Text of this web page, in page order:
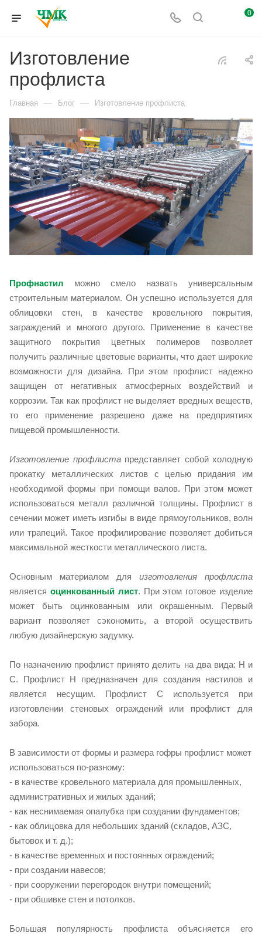
0
Изготовление
профлиста
Главная — Блог — Изготовление профлиста
Профнастил можно смело назвать универсальным
строительным материалом. Он успешно используется для
облицовки стен, в качестве кровельного покрытия,
заграждений и многого другого. Применение в качестве
защитного покрытия цветных полимеров позволяет
получить различные цветовые варианты, что дает широкие
возможности для дизайна. При этом профлист надежно
защищен от негативных атмосферных воздействий и
коррозии. Так как профлист не выделяет вредных веществ,
то его применение разрешено даже на предприятиях
пищевой промышленности.
Изготовление профлистапредставляет собой холодную
прокатку металлических листов с целью придания им
необходимой формы при помощи валов. При этом может
использоваться металл различной толщины. Профлист в
сечении может иметь изгибы в виде прямоугольников, волн
или трапеций. Такое профилирование позволяет добиться
максимальной жесткости металлического листа.
Основным материалом для изготовления профлиста
является оцинкованный лист. При этом готовое изделие
может быть оцинкованным или окрашенным. Первый
вариант позволяет сэкономить, а второй осуществить
любую дизайнерскую задумку.
По назначению профлист принято делить на два вида: Н и
С. Профлист Н предназначен для создания настилов и
является несущим. Профлист С используется при
изготовлении стеновых ограждений или профлист для
забора.
В зависимости от формы и размера гофры профлист может
использоваться по-разному:
- в качестве кровельного материала для промышленных,
административных и жилых зданий;
- как неснимаемая опалубка при создании фундаментов;
- как облицовка для небольших зданий (складов, АЗС,
бытовок и т. д.);
- в качестве временных и постоянных ограждений;
- при создании навесов;
- при сооружении перегородок внутри помещений;
- при обшивке стен и потолков.
Большая популярность профлиста объясняется его